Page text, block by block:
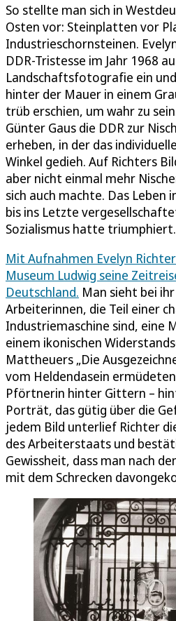
So stellte man sich in
Osten vor: Steinplatten vor
Industrieschornsteinen.
DDR-Tristesse im Jahr 1968
Landschaftsfotografie ein
hinter der Mauer in einem
trüb erschien, um wahr zu
Günter Gaus die DDR zur
erheben, in der das
Winkel gedieh. Auf Richters
aber nicht einmal mehr
sich auch machte. Das Leben
bis ins Letzte
Sozialismus hatte triumphiert.
Mit Aufnahmen Evelyn
Museum Ludwig seine
Deutschland. Man sieht bei
Arbeiterinnen, die Teil einer
Industriemaschine sind, eine
einem ikonischen
Mattheuers „Die
vom Heldendasein
Pförtnerin hinter Gittern –
Porträt, das gütig über die
jedem Bild unterlief Richter
des Arbeiterstaats und
Gewissheit, dass man nach
mit dem Schrecken